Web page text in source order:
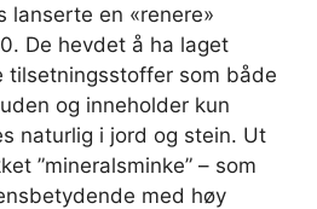
lanserte en «renere»
De hevdet å ha laget
tilsetningsstoffer som både
og inneholder kun
naturlig i jord og stein. Ut
”mineralsminke” – som
med høy